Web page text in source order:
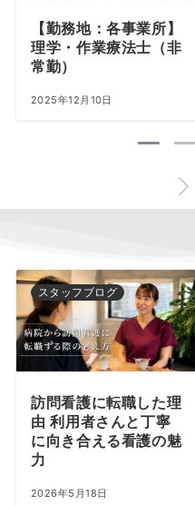
【勤務地：各事業所】
理学・作業療法士（非
常勤）
2025年12月10日
スタッフブログ
訪問看護に転職した理
由 利用者さんと丁寧
に向き合える看護の魅
力
2026年5月18日